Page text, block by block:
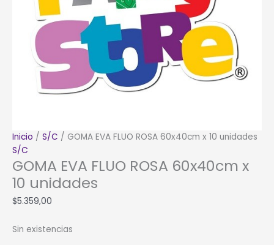
Inicio / S/C / GOMA EVA FLUO ROSA 60x40cm x 10 unidades
S/C
GOMA EVA FLUO ROSA 60x40cm x
10 unidades
$5.359,00
Sin existencias